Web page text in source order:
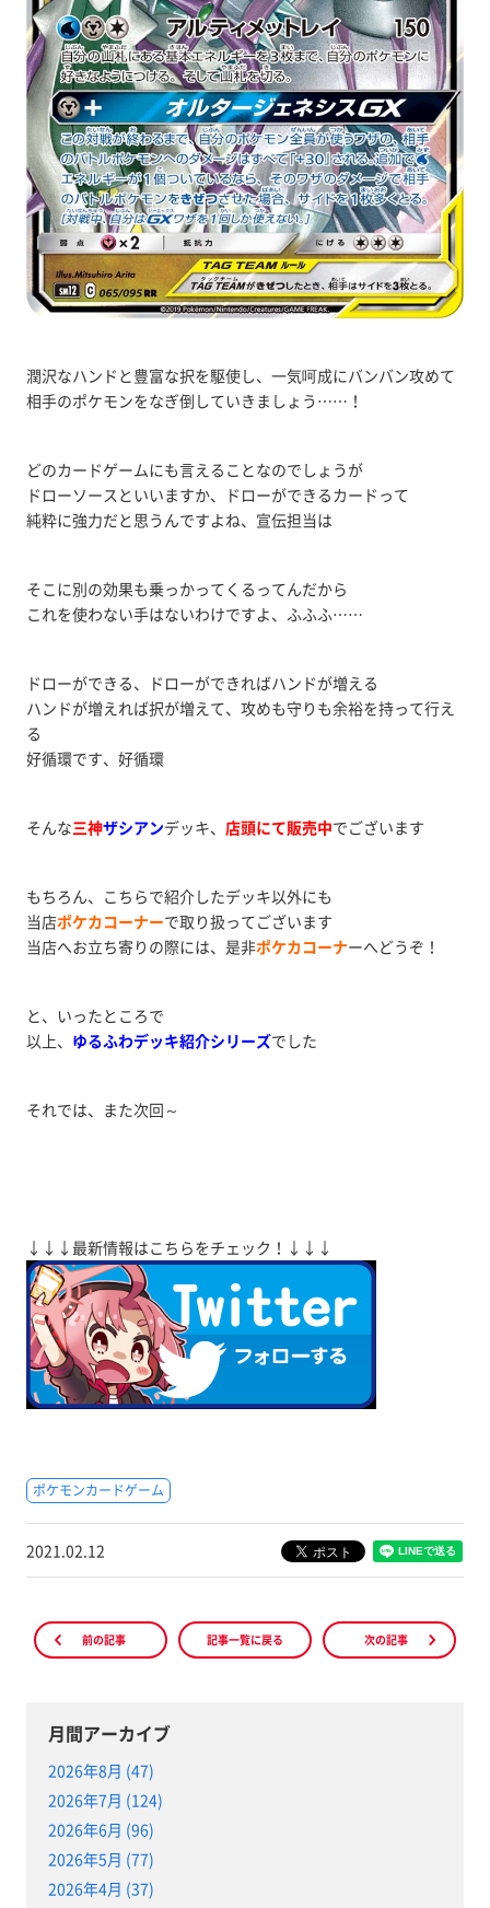
潤沢なハンドと豊富な択を駆使し、一気呵成にバンバン攻めて
相手のポケモンをなぎ倒していきましょう……！
どのカードゲームにも言えることなのでしょうが
ドローソースといいますか、ドローができるカードって
純粋に強力だと思うんですよね、宣伝担当は
そこに別の効果も乗っかってくるってんだから
これを使わない手はないわけですよ、ふふふ……
ドローができる、ドローができればハンドが増える
ハンドが増えれば択が増えて、攻めも守りも余裕を持って行え
る
好循環です、好循環
そんな三神ザシアンデッキ、 店頭にて販売中でございます
もちろん、こちらで紹介したデッキ以外にも
当店ポケカコーナーで取り扱ってございます
当店へお立ち寄りの際には、是非ポケカコーナーへどうぞ！
と、いったところで
以上、 ゆるふわデッキ紹介シリーズでした
それでは、また次回～
↓↓↓最新情報はこちらをチェック！↓↓↓
ポケモンカードゲーム
2021.02.12
前の記事 記事一覧に戻る 次の記事
月間アーカイブ
2026年8月 (47)
2026年7月 (124)
2026年6月 (96)
2026年5月 (77)
2026年4月 (37)